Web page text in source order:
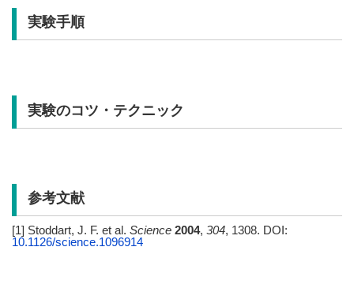
実験手順
実験のコツ・テクニック
参考文献
[1] Stoddart, J. F. et al. Science 2004, 304, 1308. DOI:
10.1126/science.1096914